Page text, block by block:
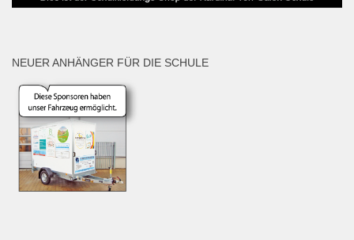
NEUER ANHÄNGER FÜR DIE SCHULE